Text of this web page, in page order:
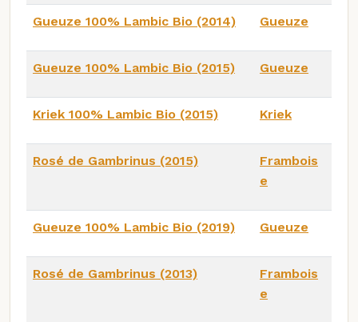
Gueuze 100% Lambic Bio (2014) Gueuze
Gueuze 100% Lambic Bio (2015) Gueuze
Kriek 100% Lambic Bio (2015) Kriek
Rosé de Gambrinus (2015)
Frambois
e
Gueuze 100% Lambic Bio (2019) Gueuze
Rosé de Gambrinus (2013)
Frambois
e